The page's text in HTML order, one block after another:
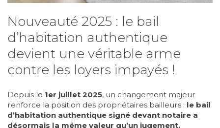
Nouveauté 2025 : le bail
d’habitation authentique
devient une véritable arme
contre les loyers impayés !
Depuis le 1er juillet 2025, un changement majeur
renforce la position des propriétaires bailleurs : le bail
d’habitation authentique signé devant notaire a
désormais la même valeur qu’un jugement.